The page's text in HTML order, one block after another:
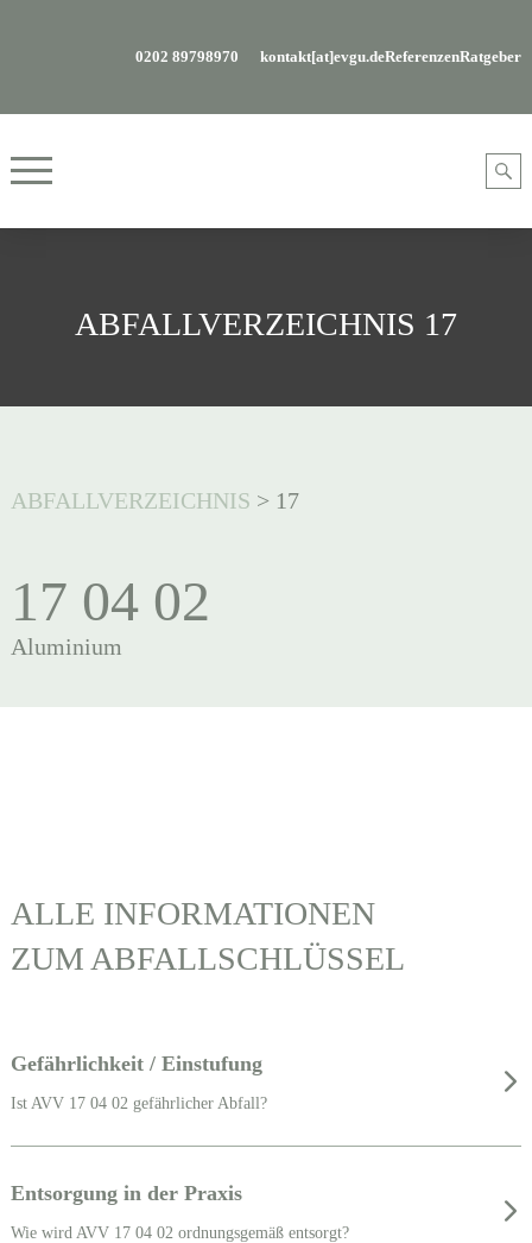
0202 89798970 kontakt[at]evgu.deReferenzenRatgeber
ABFALLVERZEICHNIS 17
ABFALLVERZEICHNIS > 17
17 04 02
Aluminium
ALLE INFORMATIONEN
ZUM ABFALLSCHLÜSSEL
Gefährlichkeit / Einstufung
Ist AVV 17 04 02 gefährlicher Abfall?
Entsorgung in der Praxis
Wie wird AVV 17 04 02 ordnungsgemäß entsorgt?